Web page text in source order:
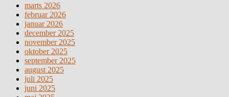
marts 2026
februar 2026
januar 2026
december 2025
november 2025
oktober 2025
september 2025
august 2025
juli 2025
juni 2025